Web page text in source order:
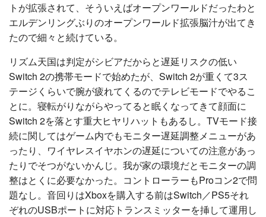
トが拡張されて、そういえばオープンワールドだったわと
エルデンリングぶりのオープンワールド拡張脳汁が出てき
たので細々と続けている。
リズム天国は判定がシビアだからと遅延リスクの低い
Switch 2の携帯モードで始めたが、Switch 2が重くて3ス
テージくらいで腕が疲れてくるのでテレビモードでやるこ
とに。寝転がりながらやってると眠くなってきて顔面に
Switch 2を落とす重大ヒヤリハットもあるし。TVモード接
続に関してはゲーム内でもモニター遅延調整メニューがあ
ったり、ワイヤレスイヤホンの遅延についての注意があっ
たりでそつがないかんじ。我が家の環境だとモニターの調
整はとくに必要なかった。コントローラーもProコン2で問
題なし。音回りはXboxを購入する前はSwitch／PS5それ
ぞれのUSBポートに対応トランスミッターを挿して運用し